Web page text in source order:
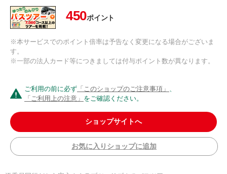
450ポイント
※本サービスでのポイント倍率は予告なく変更になる場合がございま
す。
※一部の法人カード等につきましては付与ポイント数が異なります。
ご利用の前に必ず 「このショップのご注意事項」 、
「ご利用上の注意」 をご確認ください。
ショップサイトへ
お気に入りショップに追加